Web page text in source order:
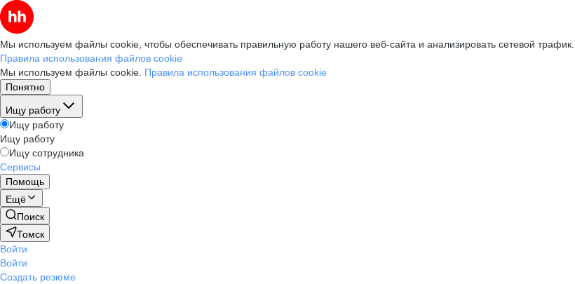
Мы используем файлы cookie, чтобы обеспечивать правильную работу нашего веб-сайта и анализировать сетевой трафик.
Правила использования файлов cookie
Мы используем файлы cookie. Правила использования файлов cookie
Понятно
Ищу работу
Ищу работу
Ищу работу
Ищу сотрудника
Сервисы
Помощь
Ещё
Поиск
Томск
Войти
Войти
Создать резюме